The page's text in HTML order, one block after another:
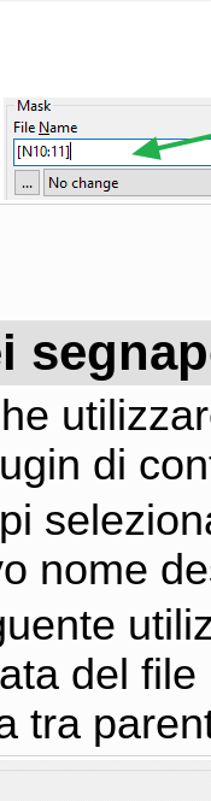
di
nome
del
tra